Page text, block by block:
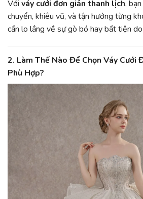
Với váy cưới đơn giản thanh lịch,
chuyển, khiêu vũ, và tận hưởng từng
cần lo lắng về sự gò bó hay bất tiện
2. Làm Thế Nào Để Chọn Váy Cưới
Phù Hợp?